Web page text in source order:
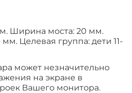
Ширина моста: 20 мм.
Целевая группа: дети 11-
может незначительно
на экране в
Вашего монитора.